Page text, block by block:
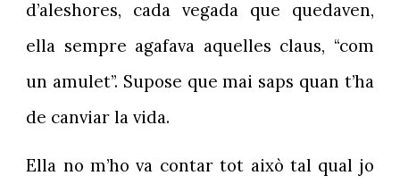
d’aleshores, cada vegada que quedaven,
ella sempre agafava aquelles claus, “com
un amulet”. Supose que mai saps quan t’ha
de canviar la vida.
Ella no m’ho va contar tot això tal qual jo